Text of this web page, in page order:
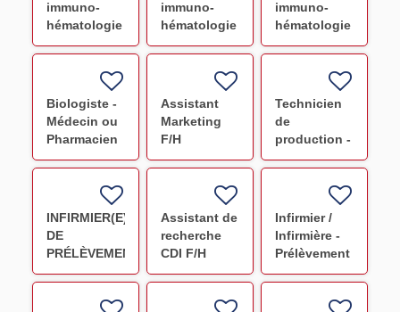
immuno-
hématologie
et délivrance
immuno-
hématologie
et délivrance
immuno-
hématologie
et délivrance
Biologiste -
Médecin ou
Pharmacien
(Avicenne)
Assistant
Marketing
F/H
Technicien
de
production -
Préparation
INFIRMIER(E)
DE
PRÉLÈVEMENT
F/H
Assistant de
recherche
CDI F/H
Infirmier /
Infirmière -
Prélèvement
F/H